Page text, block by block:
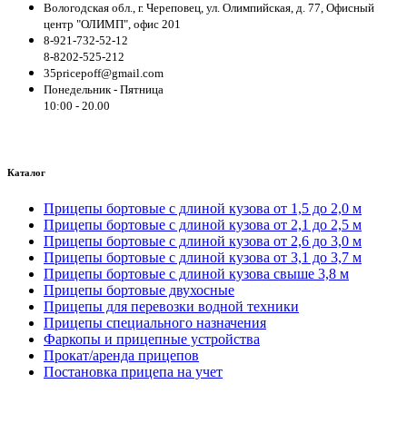
Вологодская обл., г. Череповец, ул. Олимпийская, д. 77, Офисный
центр "ОЛИМП", офис 201
8-921-732-52-12
8-8202-525-212
35pricepoff@gmail.com
Понедельник - Пятница
10:00 - 20.00
Каталог
Прицепы бортовые с длиной кузова от 1,5 до 2,0 м
Прицепы бортовые с длиной кузова от 2,1 до 2,5 м
Прицепы бортовые с длиной кузова от 2,6 до 3,0 м
Прицепы бортовые с длиной кузова от 3,1 до 3,7 м
Прицепы бортовые с длиной кузова свыше 3,8 м
Прицепы бортовые двухосные
Прицепы для перевозки водной техники
Прицепы специального назначения
Фаркопы и прицепные устройства
Прокат/аренда прицепов
Постановка прицепа на учет